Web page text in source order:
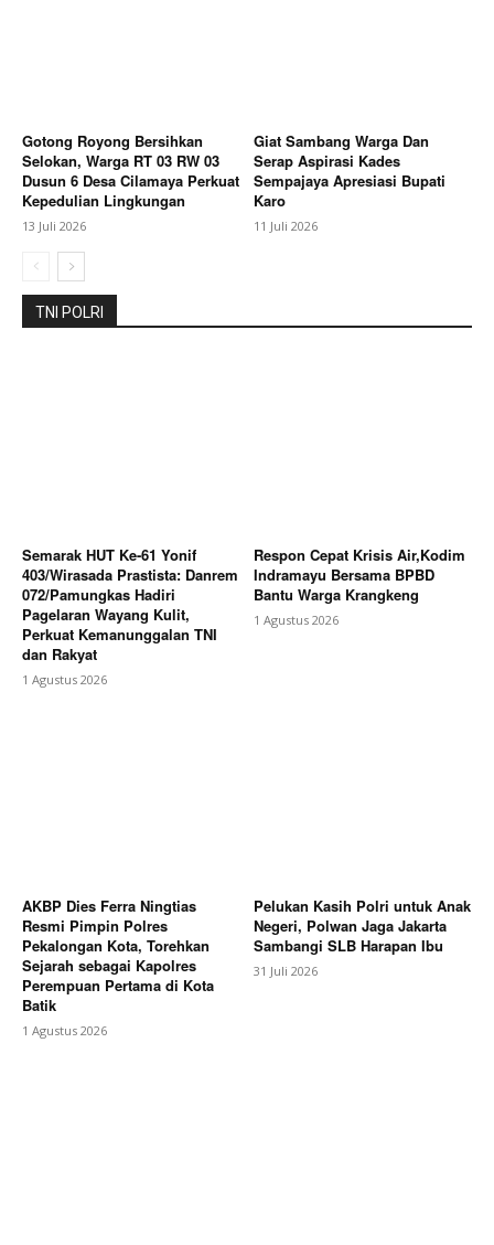
Subscription Plans
My account
Bagikan Artikel
Gotong Royong Bersihkan
Selokan, Warga RT 03 RW 03
Dusun 6 Desa Cilamaya Perkuat
Kepedulian Lingkungan
13 Juli 2026
Giat Sambang Warga Dan
Serap Aspirasi Kades
Sempajaya Apresiasi Bupati
Karo
11 Juli 2026
TNI POLRI
Semarak HUT Ke-61 Yonif
403/Wirasada Prastista: Danrem
072/Pamungkas Hadiri
Pagelaran Wayang Kulit,
Perkuat Kemanunggalan TNI
dan Rakyat
1 Agustus 2026
Respon Cepat Krisis Air,Kodim
Indramayu Bersama BPBD
Bantu Warga Krangkeng
1 Agustus 2026
AKBP Dies Ferra Ningtias
Resmi Pimpin Polres
Pekalongan Kota, Torehkan
Sejarah sebagai Kapolres
Perempuan Pertama di Kota
Batik
1 Agustus 2026
Pelukan Kasih Polri untuk Anak
Negeri, Polwan Jaga Jakarta
Sambangi SLB Harapan Ibu
31 Juli 2026